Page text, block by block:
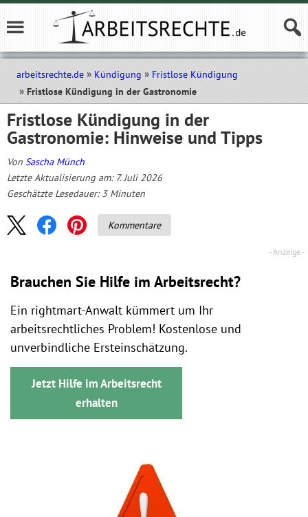
arbeitsrechte.de Kündigung
Fristlose Kündigung
Fristlose Kündigung in der Gastronomie
Fristlose Kündigung in der
Gastronomie: Hinweise und Tipps
Von Sascha Münch
Letzte Aktualisierung am: 7. Juli 2026
Geschätzte Lesedauer: 3 Minuten
Kommentare
Brauchen Sie Hilfe im Arbeitsrecht?
Ein rightmart-Anwalt kümmert um Ihr
arbeitsrechtliches Problem! Kostenlose und
unverbindliche Ersteinschätzung.
Jetzt Hilfe im Arbeitsrecht
erhalten